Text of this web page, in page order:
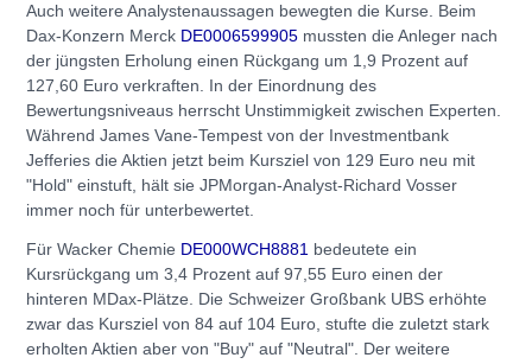
Auch weitere Analystenaussagen bewegten die Kurse. Beim
Dax-Konzern Merck DE0006599905 mussten die Anleger nach
der jüngsten Erholung einen Rückgang um 1,9 Prozent auf
127,60 Euro verkraften. In der Einordnung des
Bewertungsniveaus herrscht Unstimmigkeit zwischen Experten.
Während James Vane-Tempest von der Investmentbank
Jefferies die Aktien jetzt beim Kursziel von 129 Euro neu mit
"Hold" einstuft, hält sie JPMorgan-Analyst-Richard Vosser
immer noch für unterbewertet.
Für Wacker Chemie DE000WCH8881 bedeutete ein
Kursrückgang um 3,4 Prozent auf 97,55 Euro einen der
hinteren MDax-Plätze. Die Schweizer Großbank UBS erhöhte
zwar das Kursziel von 84 auf 104 Euro, stufte die zuletzt stark
erholten Aktien aber von "Buy" auf "Neutral". Der weitere